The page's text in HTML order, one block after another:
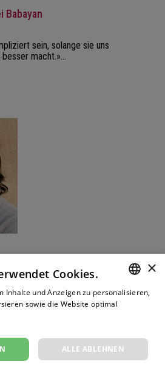
Babayan
sein, solange sie uns
macht.»…
deshalb weiter, weil ich nicht
Angst…
×
Cookies.
Inhalte und Anzeigen zu personalisieren,
sowie die Website optimal
ALLE ABLEHNEN